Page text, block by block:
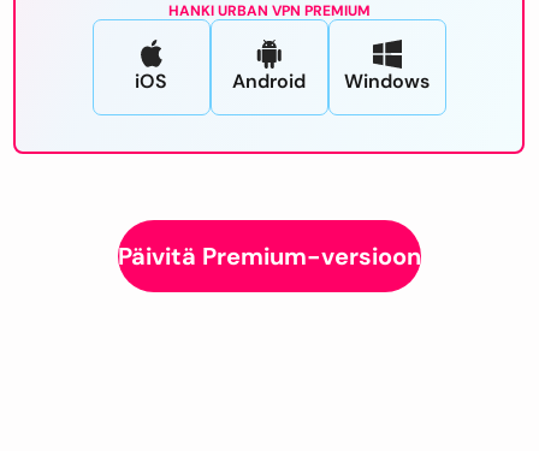
HANKI URBAN VPN PREMIUM
iOS Android Windows
Päivitä Premium-versioon